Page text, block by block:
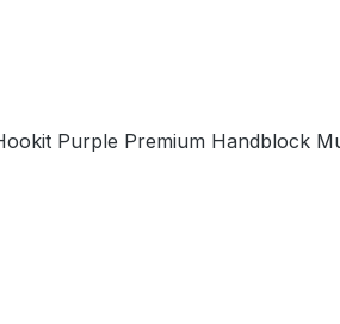
Purple Premium Handblock